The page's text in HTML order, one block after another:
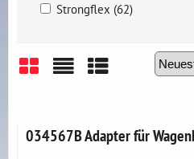
Strongflex (62)
034567B Adapter für